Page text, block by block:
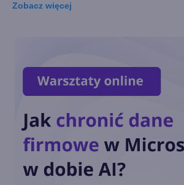
EU Data
ukończone.
Microsoft
Europie
OpenAI o3-
Zobacz więcej